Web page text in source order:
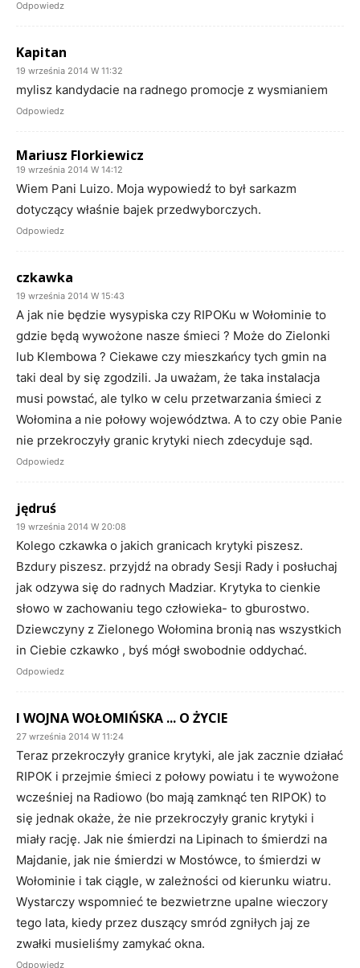
Odpowiedz
Kapitan
19 września 2014 W 11:32
mylisz kandydacie na radnego promocje z wysmianiem
Odpowiedz
Mariusz Florkiewicz
19 września 2014 W 14:12
Wiem Pani Luizo. Moja wypowiedź to był sarkazm
dotyczący właśnie bajek przedwyborczych.
Odpowiedz
czkawka
19 września 2014 W 15:43
A jak nie będzie wysypiska czy RIPOKu w Wołominie to
gdzie będą wywożone nasze śmieci ? Może do Zielonki
lub Klembowa ? Ciekawe czy mieszkańcy tych gmin na
taki deal by się zgodzili. Ja uważam, że taka instalacja
musi powstać, ale tylko w celu przetwarzania śmieci z
Wołomina a nie połowy województwa. A to czy obie Panie
nie przekroczyły granic krytyki niech zdecyduje sąd.
Odpowiedz
jędruś
19 września 2014 W 20:08
Kolego czkawka o jakich granicach krytyki piszesz.
Bzdury piszesz. przyjdź na obrady Sesji Rady i posłuchaj
jak odzywa się do radnych Madziar. Krytyka to cienkie
słowo w zachowaniu tego człowieka- to gburostwo.
Dziewczyny z Zielonego Wołomina bronią nas wszystkich
in Ciebie czkawko , byś mógł swobodnie oddychać.
Odpowiedz
I WOJNA WOŁOMIŃSKA ... O ŻYCIE
27 września 2014 W 11:24
Teraz przekroczyły granice krytyki, ale jak zacznie działać
RIPOK i przejmie śmieci z połowy powiatu i te wywożone
wcześniej na Radiowo (bo mają zamknąć ten RIPOK) to
się jednak okaże, że nie przekroczyły granic krytyki i
miały rację. Jak nie śmierdzi na Lipinach to śmierdzi na
Majdanie, jak nie śmierdzi w Mostówce, to śmierdzi w
Wołominie i tak ciągle, w zależności od kierunku wiatru.
Wystarczy wspomnieć te bezwietrzne upalne wieczory
tego lata, kiedy przez duszący smród zgniłych jaj ze
zwałki musieliśmy zamykać okna.
Odpowiedz